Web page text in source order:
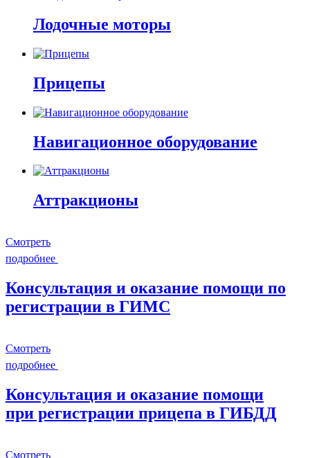
Лодочные моторы
Прицепы
Навигационное оборудование
Аттракционы
Смотреть
подробнее
Консультация и оказание помощи по
регистрации в ГИМС
Смотреть
подробнее
Консультация и оказание помощи
при регистрации прицепа в ГИБДД
Смотреть